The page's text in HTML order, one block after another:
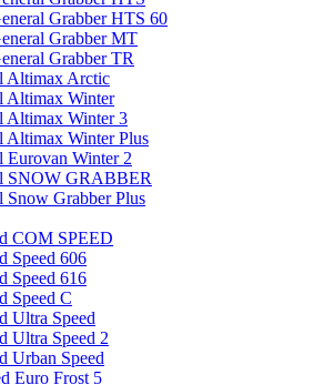
Grabber HTS 60
Grabber MT
Grabber TR
Altimax Arctic
Winter
Winter 3
Winter Plus
Winter 2
SNOW GRABBER
Grabber Plus
COM SPEED
Speed 606
Speed 616
Speed C
Ultra Speed
Ultra Speed 2
Urban Speed
Euro Frost 5